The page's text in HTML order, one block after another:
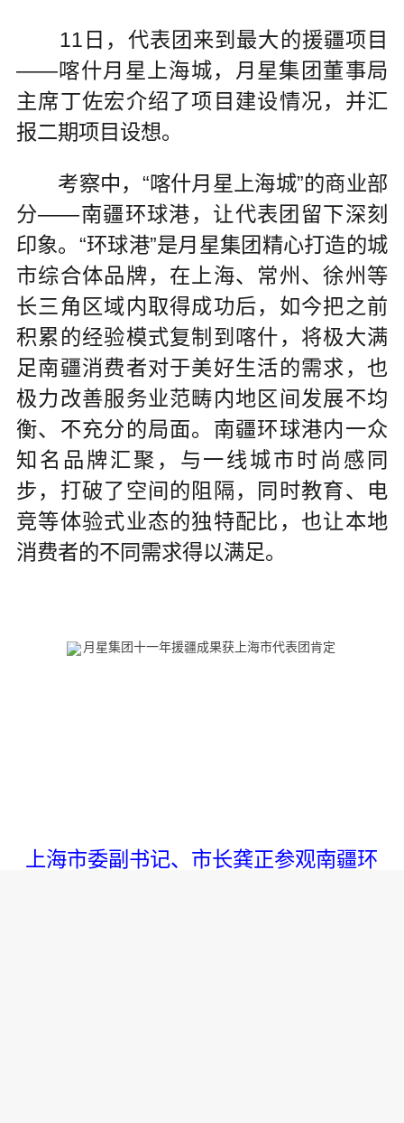
11日，代表团来到最大的援疆项目
——喀什月星上海城，月星集团董事局
主席丁佐宏介绍了项目建设情况，并汇
报二期项目设想。
考察中，“喀什月星上海城”的商业部
分——南疆环球港，让代表团留下深刻
印象。“环球港”是月星集团精心打造的城
市综合体品牌，在上海、常州、徐州等
长三角区域内取得成功后，如今把之前
积累的经验模式复制到喀什，将极大满
足南疆消费者对于美好生活的需求，也
极力改善服务业范畴内地区间发展不均
衡、不充分的局面。南疆环球港内一众
知名品牌汇聚，与一线城市时尚感同
步，打破了空间的阻隔，同时教育、电
竞等体验式业态的独特配比，也让本地
消费者的不同需求得以满足。
上海市委副书记、市长龚正参观南疆环